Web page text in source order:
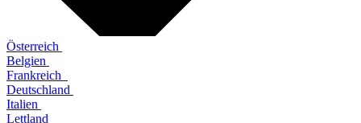
Österreich
Belgien
Frankreich
Deutschland
Italien
Lettland